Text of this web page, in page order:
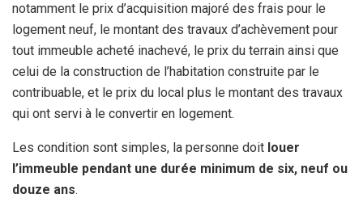
notamment le prix d’acquisition majoré des frais pour le
logement neuf, le montant des travaux d’achèvement pour
tout immeuble acheté inachevé, le prix du terrain ainsi que
celui de la construction de l’habitation construite par le
contribuable, et le prix du local plus le montant des travaux
qui ont servi à le convertir en logement.
Les condition sont simples, la personne doit louer
l’immeuble pendant une durée minimum de six, neuf ou
douze ans.